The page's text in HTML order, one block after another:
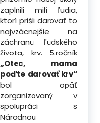
zaplnili milí ľudia,
ktorí prišli darovať to
najvzácnejšie na
záchranu ľudského
života, krv. 5.ročník
„Otec, mama
poďte darovať krv“
bol opäť
zorganizovaný v
spolupráci s
Národnou